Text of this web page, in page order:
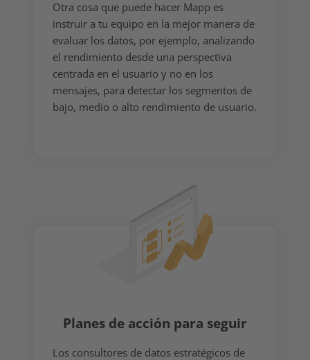
Otra cosa que puede hacer Mapp es
instruir a tu equipo en la mejor manera de
evaluar los datos, por ejemplo, analizando
el rendimiento desde una perspectiva
centrada en el usuario y no en los
mensajes, para detectar los segmentos de
bajo, medio o alto rendimiento de usuario.
Planes de acción para seguir
Los consultores de datos estratégicos de